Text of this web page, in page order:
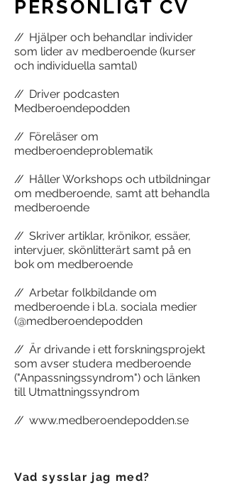
PERSONLIGT CV
//Hjälper och behandlar individer
som lider av medberoende (kurser
och individuella samtal)
//Driver podcasten
Medberoendepodden
//Föreläser om
medberoendeproblematik
//Håller Workshops och utbildningar
om medberoende, samt att behandla
medberoende
//Skriver artiklar, krönikor, essäer,
intervjuer, skönlitterärt samt på en
bok om medberoende
//Arbetar folkbildande om
medberoende i bl.a. sociala medier
(@medberoendepodden
//Är drivande i ett forskningsprojekt
som avser studera medberoende
("Anpassningssyndrom") och länken
till Utmattningssyndrom
// www.medberoendepodden.se
Vad sysslar jag med?